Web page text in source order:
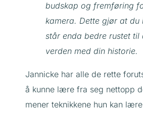
budskap og fremføring
kamera. Dette gjør at du
står enda bedre rustet til
verden med din historie.
Jannicke har alle de rette
å kunne lære fra seg nettopp
mener teknikkene hun kan